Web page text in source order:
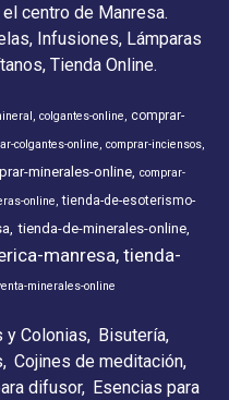
centro de Manresa.
Infusiones, Lámparas
Tienda Online.
colgantes-online
comprar-
colgantes-online comprar-inciensos
minerales-online comprar-
online tienda-de-esoterismo-
tienda-de-minerales-online
manresa tienda-
minerales-online
y Colonias
Bisutería
Cojines de meditación
difusor Esencias para